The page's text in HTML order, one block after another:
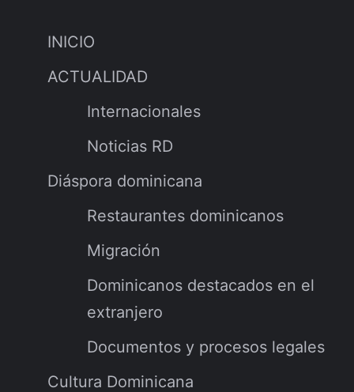
INICIO
ACTUALIDAD
Internacionales
Noticias RD
Diáspora dominicana
Restaurantes dominicanos
Migración
Dominicanos destacados en el
extranjero
Documentos y procesos legales
Cultura Dominicana